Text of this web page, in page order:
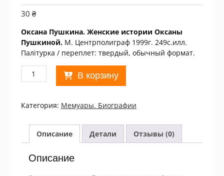
30 ₴
Оксана Пушкина. Женские истории Оксаны
Пушкиной. М. Центрполиграф 1999г. 249с.илл.
Палiтурка / переплет: твердый, обычный формат.
Количество
товара
Пушкина.
Женские
истории
Оксаны
Пушкиной
В корзину
Категория: Мемуары. Биографии
Описание Детали Отзывы (0)
Описание